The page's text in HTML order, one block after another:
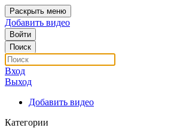
Раскрыть меню
Добавить видео
Войти
Поиск
Вход
Выход
Добавить видео
Категории